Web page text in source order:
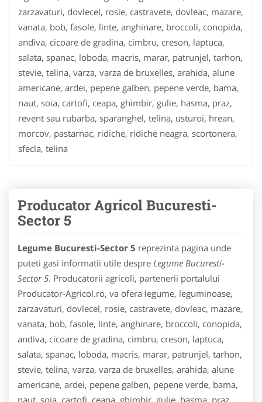
zarzavaturi, dovlecel, rosie, castravete, dovleac, mazare,
vanata, bob, fasole, linte, anghinare, broccoli, conopida,
andiva, cicoare de gradina, cimbru, creson, laptuca,
salata, spanac, loboda, macris, marar, patrunjel, tarhon,
stevie, telina, varza, varza de bruxelles, arahida, alune
americane, ardei, pepene galben, pepene verde, bama,
naut, soia, cartofi, ceapa, ghimbir, gulie, hasma, praz,
revent sau rubarba, sparanghel, telina, usturoi, hrean,
morcov, pastarnac, ridiche, ridiche neagra, scortonera,
sfecla, telina
Producator Agricol Bucuresti-
Sector 5
Legume Bucuresti-Sector 5 reprezinta pagina unde
puteti gasi informatii utile despre Legume Bucuresti-
Sector 5. Producatorii agricoli, partenerii portalului
Producator-Agricol.ro, va ofera legume, leguminoase,
zarzavaturi, dovlecel, rosie, castravete, dovleac, mazare,
vanata, bob, fasole, linte, anghinare, broccoli, conopida,
andiva, cicoare de gradina, cimbru, creson, laptuca,
salata, spanac, loboda, macris, marar, patrunjel, tarhon,
stevie, telina, varza, varza de bruxelles, arahida, alune
americane, ardei, pepene galben, pepene verde, bama,
naut, soia, cartofi, ceapa, ghimbir, gulie, hasma, praz,